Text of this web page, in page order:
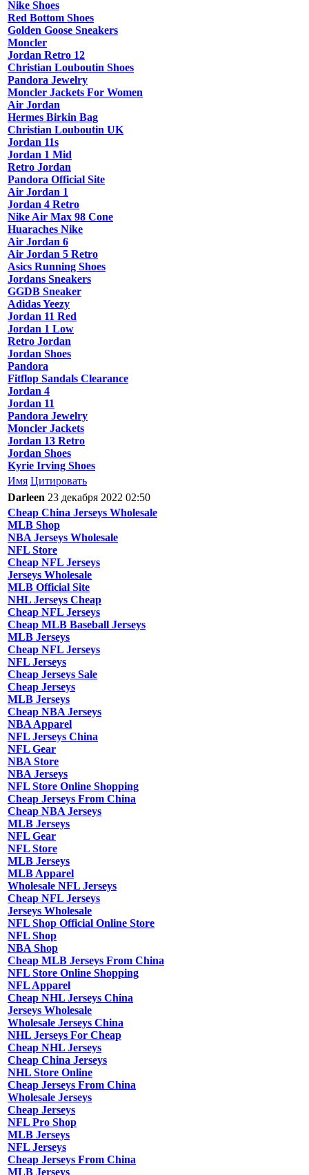
Nike Shoes
Red Bottom Shoes
Golden Goose Sneakers
Moncler
Jordan Retro 12
Christian Louboutin Shoes
Pandora Jewelry
Moncler Jackets For Women
Air Jordan
Hermes Birkin Bag
Christian Louboutin UK
Jordan 11s
Jordan 1 Mid
Retro Jordan
Pandora Official Site
Air Jordan 1
Jordan 4 Retro
Nike Air Max 98 Cone
Huaraches Nike
Air Jordan 6
Air Jordan 5 Retro
Asics Running Shoes
Jordans Sneakers
GGDB Sneaker
Adidas Yeezy
Jordan 11 Red
Jordan 1 Low
Retro Jordan
Jordan Shoes
Pandora
Fitflop Sandals Clearance
Jordan 4
Jordan 11
Pandora Jewelry
Moncler Jackets
Jordan 13 Retro
Jordan Shoes
Kyrie Irving Shoes
Имя Цитировать
Darleen 23 декабря 2022 02:50
Cheap China Jerseys Wholesale
MLB Shop
NBA Jerseys Wholesale
NFL Store
Cheap NFL Jerseys
Jerseys Wholesale
MLB Official Site
NHL Jerseys Cheap
Cheap NFL Jerseys
Cheap MLB Baseball Jerseys
MLB Jerseys
Cheap NFL Jerseys
NFL Jerseys
Cheap Jerseys Sale
Cheap Jerseys
MLB Jerseys
Cheap NBA Jerseys
NBA Apparel
NFL Jerseys China
NFL Gear
NBA Store
NBA Jerseys
NFL Store Online Shopping
Cheap Jerseys From China
Cheap NBA Jerseys
MLB Jerseys
NFL Gear
NFL Store
MLB Jerseys
MLB Apparel
Wholesale NFL Jerseys
Cheap NFL Jerseys
Jerseys Wholesale
NFL Shop Official Online Store
NFL Shop
NBA Shop
Cheap MLB Jerseys From China
NFL Store Online Shopping
NFL Apparel
Cheap NHL Jerseys China
Jerseys Wholesale
Wholesale Jerseys China
NHL Jerseys For Cheap
Cheap NHL Jerseys
Cheap China Jerseys
NHL Store Online
Cheap Jerseys From China
Wholesale Jerseys
Cheap Jerseys
NFL Pro Shop
MLB Jerseys
NFL Jerseys
Cheap Jerseys From China
MLB Jerseys